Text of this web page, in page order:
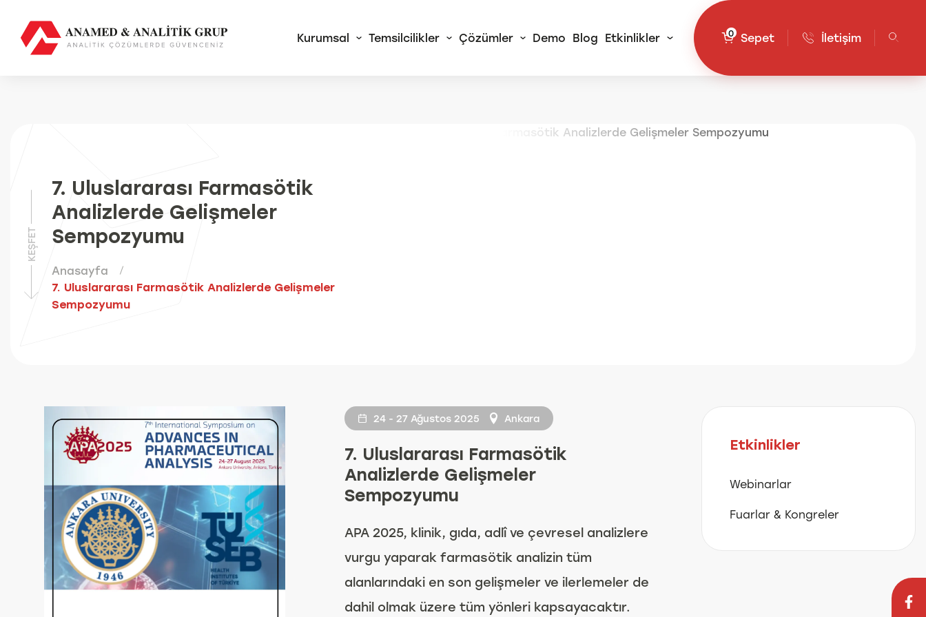
Kurumsal Temsilcilikler Çözümler
SmartChem© Tam
Demo Blog Etkinlikler 0 Sepet İletişim
7. Uluslararası Farmasötik
Analizlerde Gelişmeler
Sempozyumu
Anasayfa
7. Uluslararası Farmasötik Analizlerde Gelişmeler
Sempozyumu
KEŞFET
24 - 27 Ağustos 2025 Ankara
7. Uluslararası Farmasötik
Analizlerde Gelişmeler
Sempozyumu
APA 2025, klinik, gıda, adlî ve çevresel analizlere
vurgu yaparak farmasötik analizin tüm
alanlarındaki en son gelişmeler ve ilerlemeler de
dahil olmak üzere tüm yönleri kapsayacaktır.
Etkinlikler
Webinarlar
Fuarlar & Kongreler